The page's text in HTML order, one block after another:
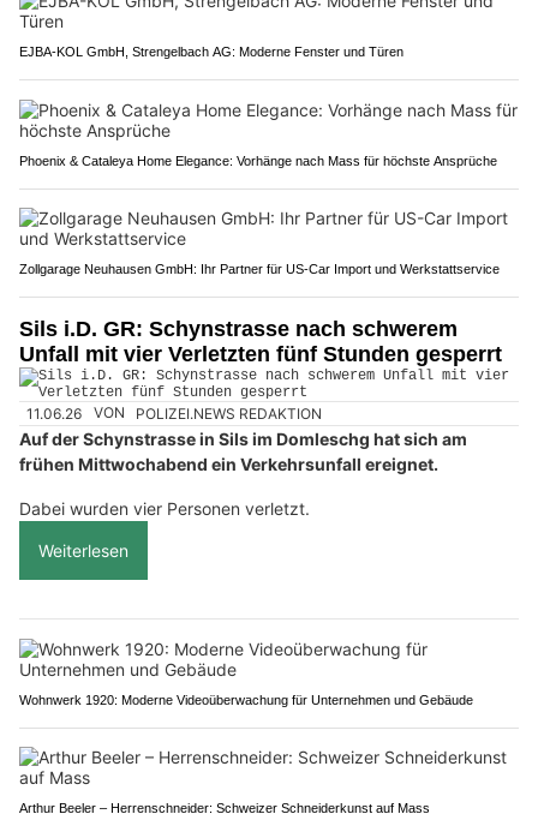
EJBA-KOL GmbH, Strengelbach AG: Moderne Fenster und Türen
Phoenix & Cataleya Home Elegance: Vorhänge nach Mass für höchste Ansprüche
Zollgarage Neuhausen GmbH: Ihr Partner für US-Car Import und Werkstattservice
Sils i.D. GR: Schynstrasse nach schwerem
Unfall mit vier Verletzten fünf Stunden gesperrt
11.06.26 VON POLIZEI.NEWS REDAKTION
Auf der Schynstrasse in Sils im Domleschg hat sich am
frühen Mittwochabend ein Verkehrsunfall ereignet.
Dabei wurden vier Personen verletzt.
Weiterlesen
Wohnwerk 1920: Moderne Videoüberwachung für Unternehmen und Gebäude
Arthur Beeler – Herrenschneider: Schweizer Schneiderkunst auf Mass